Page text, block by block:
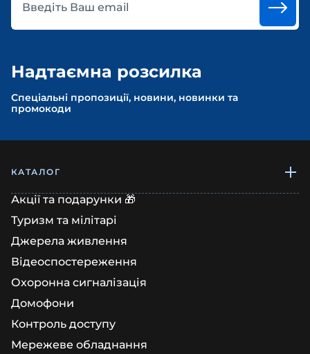
Введіть Ваш email
Надтаємна розсилка
Спеціальні пропозиції, новини, новинки та
промокоди
КАТАЛОГ
Акції та подарунки 🎁
Туризм та мілітарі
Джерела живлення
Відеоспостереження
Охоронна сигналізація
Домофони
Контроль доступу
Мережеве обладнання